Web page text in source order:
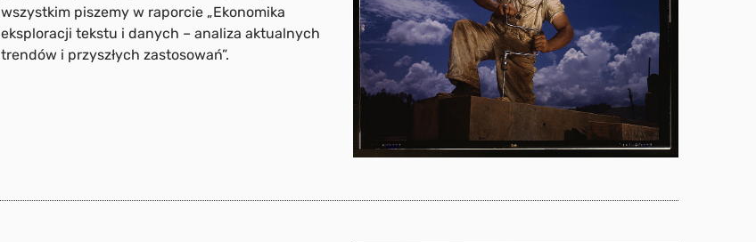
wszystkim piszemy w raporcie „Ekonomika
eksploracji tekstu i danych – analiza aktualnych
trendów i przyszłych zastosowań”.